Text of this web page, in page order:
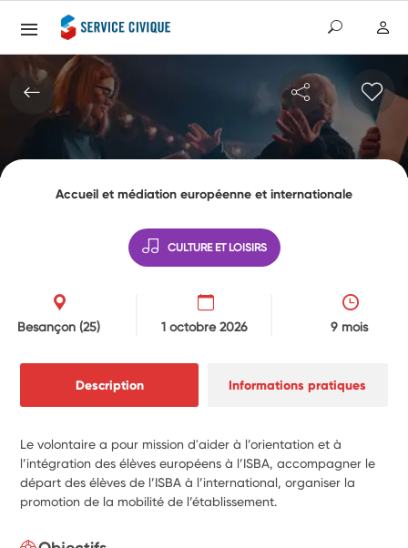
Accueil et médiation européenne et internationale
CULTURE ET LOISIRS
Besançon(25) 1 octobre 2026 9 mois
Description Informations pratiques
Le volontaire a pour mission d'aider à l’orientation et à
l’intégration des élèves européens à l’ISBA, accompagner le
départ des élèves de l’ISBA à l’international, organiser la
promotion de la mobilité de l’établissement.